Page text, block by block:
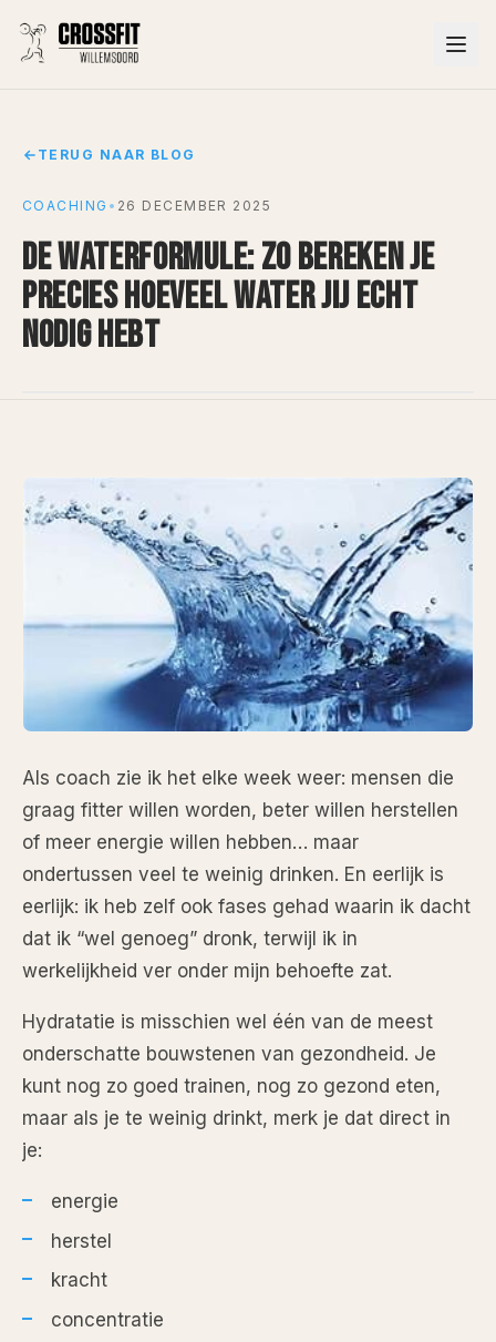
TERUG NAAR BLOG
COACHING • 26 DECEMBER 2025
DE WATERFORMULE: ZO BEREKEN JE
PRECIES HOEVEEL WATER JIJ ECHT
NODIG HEBT
Als coach zie ik het elke week weer: mensen die
graag fitter willen worden, beter willen herstellen
of meer energie willen hebben… maar
ondertussen veel te weinig drinken. En eerlijk is
eerlijk: ik heb zelf ook fases gehad waarin ik dacht
dat ik “wel genoeg” dronk, terwijl ik in
werkelijkheid ver onder mijn behoefte zat.
Hydratatie is misschien wel één van de meest
onderschatte bouwstenen van gezondheid. Je
kunt nog zo goed trainen, nog zo gezond eten,
maar als je te weinig drinkt, merk je dat direct in
je:
energie
herstel
kracht
concentratie